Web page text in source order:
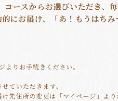
コースからお選びいただき、
にお届け、「あ！もうはち
りお手続きください。
ていただきます。
先住所の変更は「マイページ 」より